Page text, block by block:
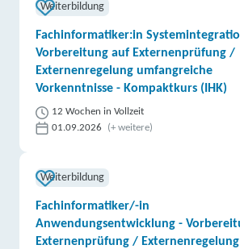
Weiterbildung
Fachinformatiker:in
Vorbereitung auf Externenprüfung /
Externenregelung umfangreiche
Vorkenntnisse - Kompaktkurs (IHK)
12 Wochen in Vollzeit
01.09.2026
(+ weitere)
Weiterbildung
Fachinformatiker/-in
Anwendungsentwicklung -
Externenprüfung /